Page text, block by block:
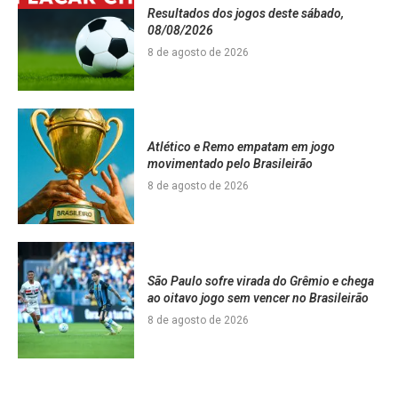
Resultados dos jogos deste sábado,
08/08/2026
8 de agosto de 2026
Atlético e Remo empatam em jogo
movimentado pelo Brasileirão
8 de agosto de 2026
São Paulo sofre virada do Grêmio e chega
ao oitavo jogo sem vencer no Brasileirão
8 de agosto de 2026